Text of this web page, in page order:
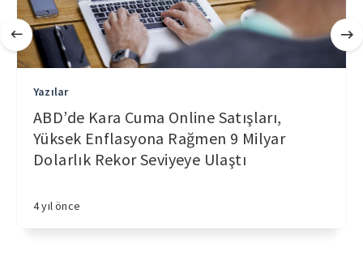
Yazılar
ABD’de Kara Cuma Online Satışları,
Yüksek Enflasyona Rağmen 9 Milyar
Dolarlık Rekor Seviyeye Ulaştı
4 yıl önce